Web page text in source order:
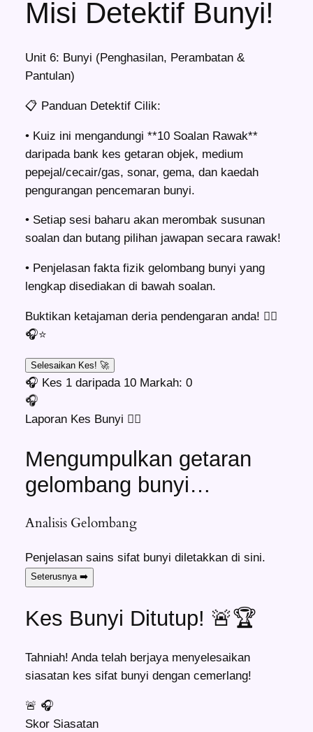
Misi Detektif Bunyi!
Unit 6: Bunyi (Penghasilan, Perambatan &
Pantulan)
📋 Panduan Detektif Cilik:
• Kuiz ini mengandungi **10 Soalan Rawak**
daripada bank kes getaran objek, medium
pepejal/cecair/gas, sonar, gema, dan kaedah
pengurangan pencemaran bunyi.
• Setiap sesi baharu akan merombak susunan
soalan dan butang pilihan jawapan secara rawak!
• Penjelasan fakta fizik gelombang bunyi yang
lengkap disediakan di bawah soalan.
Buktikan ketajaman deria pendengaran anda! 🕵️‍♂️
🎧⭐
Selesaikan Kes! 🚀
🎧 Kes 1daripada 10 Markah: 0
🎧
Laporan Kes Bunyi 🕵️‍♂️
Mengumpulkan getaran
gelombang bunyi…
Analisis Gelombang
Penjelasan sains sifat bunyi diletakkan di sini.
Seterusnya ➡️
Kes Bunyi Ditutup! 🚨🏆
Tahniah! Anda telah berjaya menyelesaikan
siasatan kes sifat bunyi dengan cemerlang!
🚨 🎧
Skor Siasatan